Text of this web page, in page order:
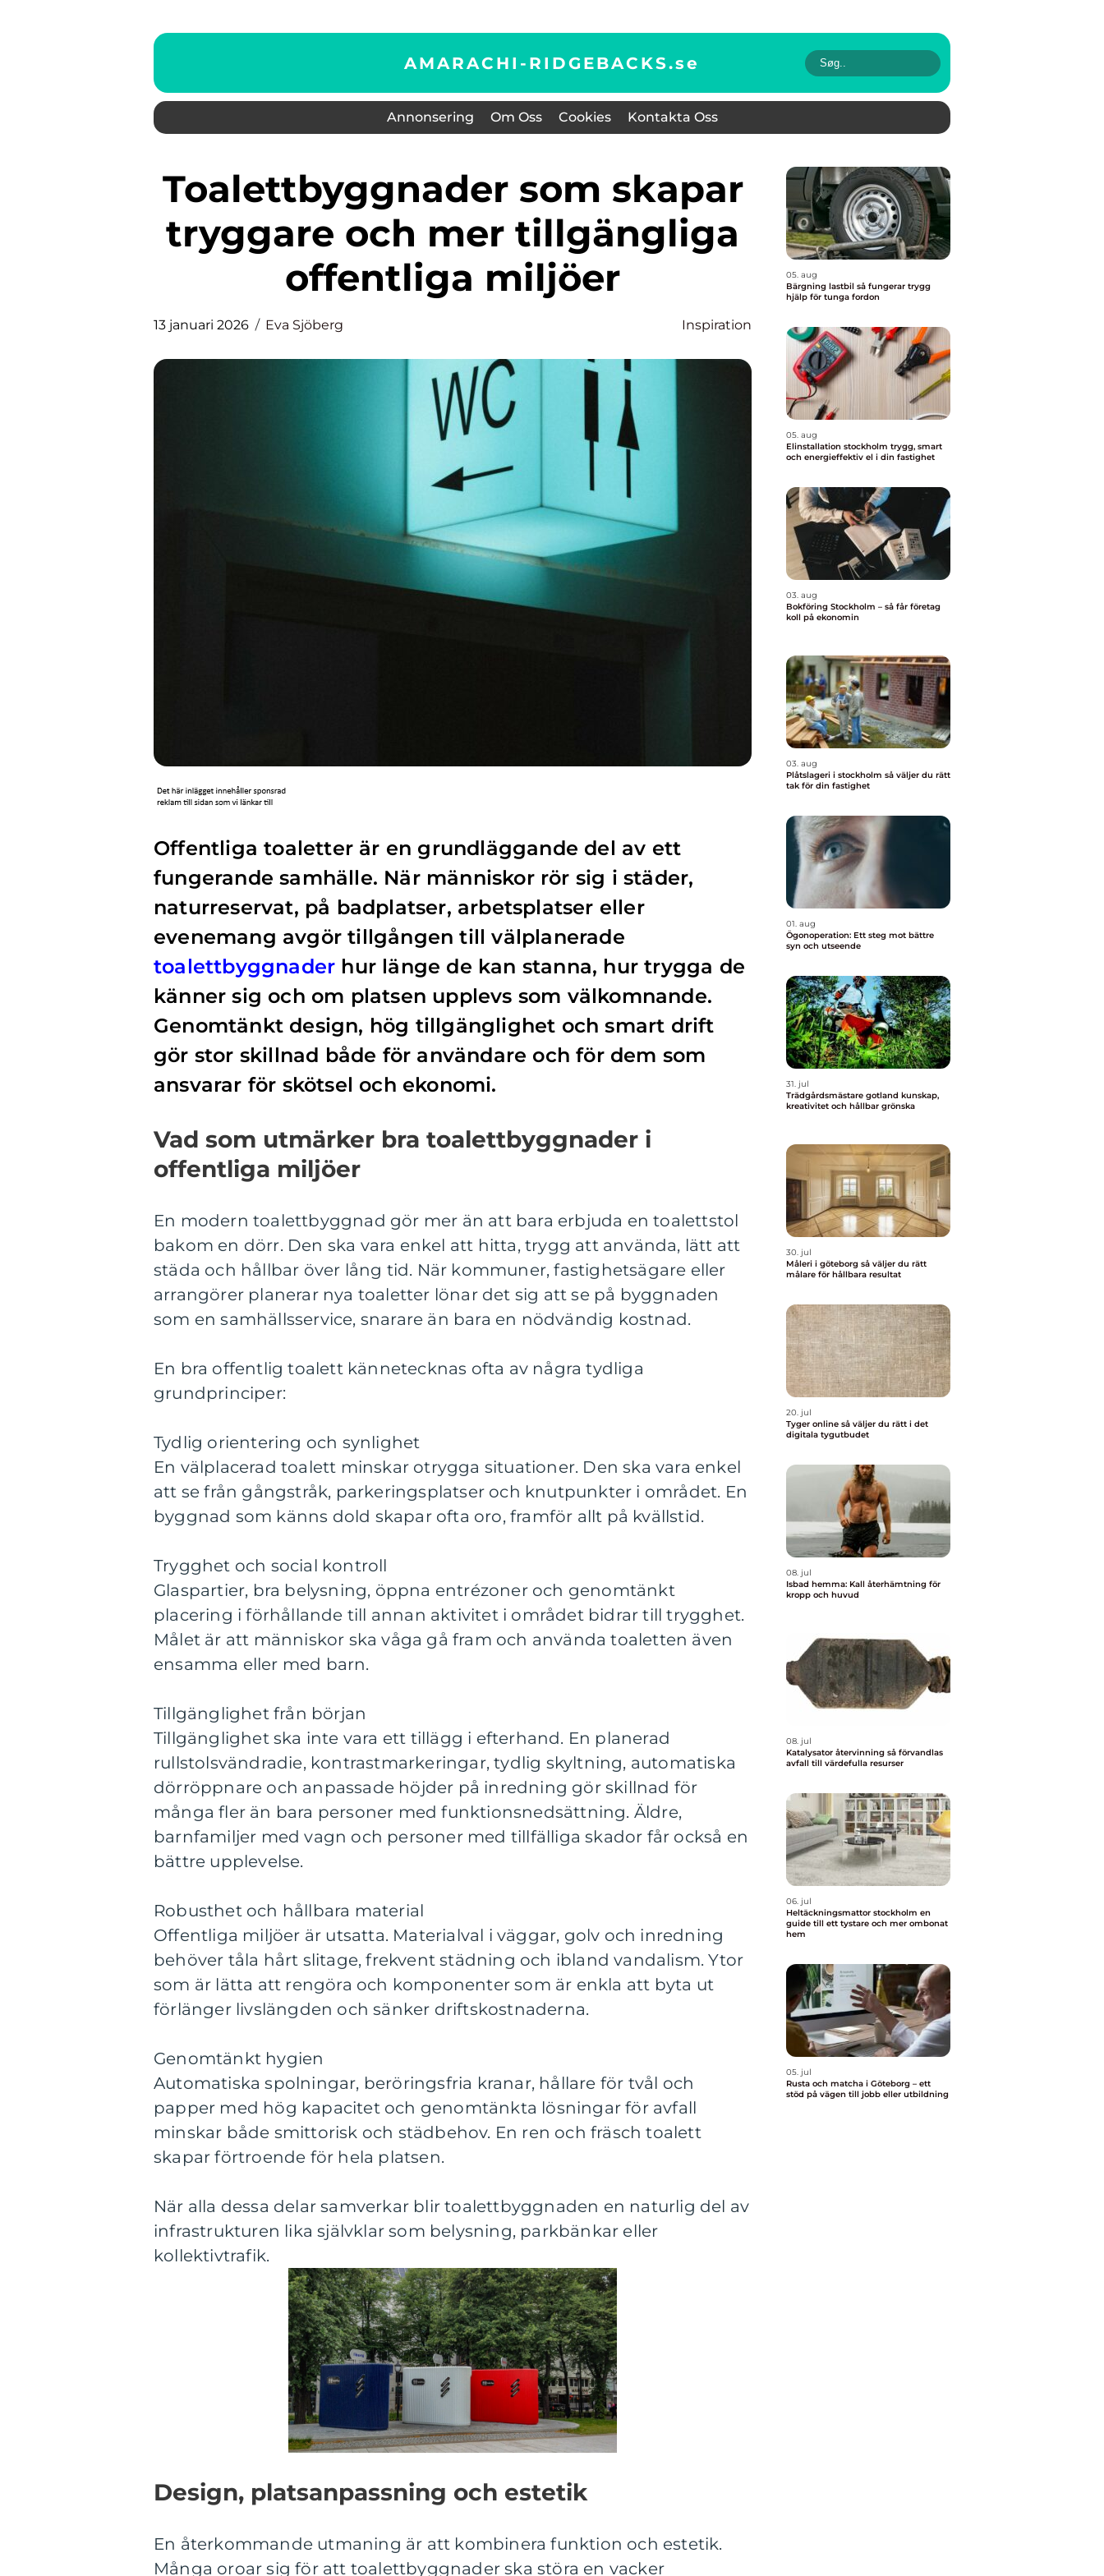
AMARACHI-RIDGEBACKS.se
Annonsering Om Oss Cookies Kontakta Oss
Toalettbyggnader som skapar
tryggare och mer tillgängliga
offentliga miljöer
13 januari 2026 Eva Sjöberg Inspiration
Offentliga toaletter är en grundläggande del av ett
fungerande samhälle. När människor rör sig i städer,
naturreservat, på badplatser, arbetsplatser eller
evenemang avgör tillgången till välplanerade
toalettbyggnader hur länge de kan stanna, hur trygga de
känner sig och om platsen upplevs som välkomnande.
Genomtänkt design, hög tillgänglighet och smart drift
gör stor skillnad både för användare och för dem som
ansvarar för skötsel och ekonomi.
Vad som utmärker bra toalettbyggnader i
offentliga miljöer
En modern toalettbyggnad gör mer än att bara erbjuda en toalettstol
bakom en dörr. Den ska vara enkel att hitta, trygg att använda, lätt att
städa och hållbar över lång tid. När kommuner, fastighetsägare eller
arrangörer planerar nya toaletter lönar det sig att se på byggnaden
som en samhällsservice, snarare än bara en nödvändig kostnad.
En bra offentlig toalett kännetecknas ofta av några tydliga
grundprinciper:
Tydlig orientering och synlighet
En välplacerad toalett minskar otrygga situationer. Den ska vara enkel
att se från gångstråk, parkeringsplatser och knutpunkter i området. En
byggnad som känns dold skapar ofta oro, framför allt på kvällstid.
Trygghet och social kontroll
Glaspartier, bra belysning, öppna entrézoner och genomtänkt
placering i förhållande till annan aktivitet i området bidrar till trygghet.
Målet är att människor ska våga gå fram och använda toaletten även
ensamma eller med barn.
Tillgänglighet från början
Tillgänglighet ska inte vara ett tillägg i efterhand. En planerad
rullstolsvändradie, kontrastmarkeringar, tydlig skyltning, automatiska
dörröppnare och anpassade höjder på inredning gör skillnad för
många fler än bara personer med funktionsnedsättning. Äldre,
barnfamiljer med vagn och personer med tillfälliga skador får också en
bättre upplevelse.
Robusthet och hållbara material
Offentliga miljöer är utsatta. Materialval i väggar, golv och inredning
behöver tåla hårt slitage, frekvent städning och ibland vandalism. Ytor
som är lätta att rengöra och komponenter som är enkla att byta ut
förlänger livslängden och sänker driftskostnaderna.
Genomtänkt hygien
Automatiska spolningar, beröringsfria kranar, hållare för tvål och
papper med hög kapacitet och genomtänkta lösningar för avfall
minskar både smittorisk och städbehov. En ren och fräsch toalett
skapar förtroende för hela platsen.
När alla dessa delar samverkar blir toalettbyggnaden en naturlig del av
infrastrukturen lika självklar som belysning, parkbänkar eller
kollektivtrafik.
Design, platsanpassning och estetik
En återkommande utmaning är att kombinera funktion och estetik.
Många oroar sig för att toalettbyggnader ska störa en vacker
05. aug
Bärgning lastbil så fungerar trygg
hjälp för tunga fordon
05. aug
Elinstallation stockholm trygg, smart
och energieffektiv el i din fastighet
03. aug
Bokföring Stockholm – så får företag
koll på ekonomin
03. aug
Plåtslageri i stockholm så väljer du rätt
tak för din fastighet
01. aug
Ögonoperation: Ett steg mot bättre
syn och utseende
31. jul
Trädgårdsmästare gotland kunskap,
kreativitet och hållbar grönska
30. jul
Måleri i göteborg så väljer du rätt
målare för hållbara resultat
20. jul
Tyger online så väljer du rätt i det
digitala tygutbudet
08. jul
Isbad hemma: Kall återhämtning för
kropp och huvud
08. jul
Katalysator återvinning så förvandlas
avfall till värdefulla resurser
06. jul
Heltäckningsmattor stockholm en
guide till ett tystare och mer ombonat
hem
05. jul
Rusta och matcha i Göteborg – ett
stöd på vägen till jobb eller utbildning